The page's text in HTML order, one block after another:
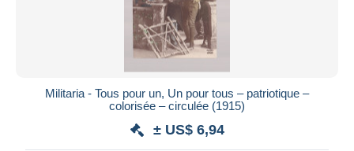
Militaria - Tous pour un, Un pour tous – patriotique –
colorisée – circulée (1915)
± US$ 6,94